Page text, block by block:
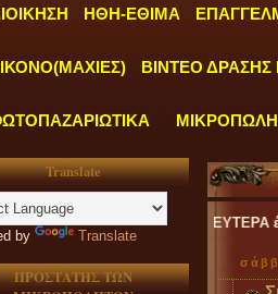
ΗΘΗ-ΕΘΙΜΑ
ΒΙΝΤΕΟ ΔΡΑΣΗΣ
Translate
by Translate
ΠΡΟΣΤΑΤΗΣ ΤΩΝ
ΑΠΟ ΔΕΥΤΕΡΑ έως